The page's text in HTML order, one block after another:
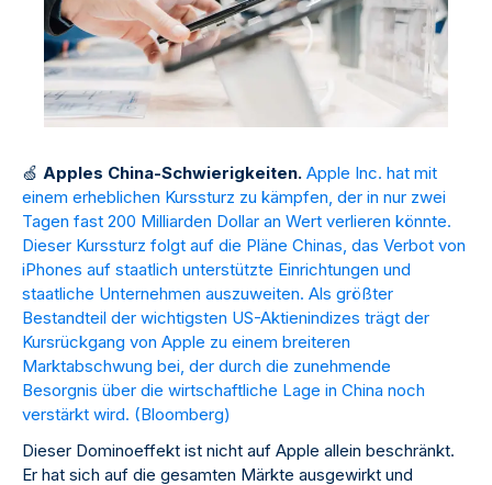
🍏 Apples China-Schwierigkeiten. Apple Inc. hat mit
einem erheblichen Kurssturz zu kämpfen, der in nur zwei
Tagen fast 200 Milliarden Dollar an Wert verlieren könnte.
Dieser Kurssturz folgt auf die Pläne Chinas, das Verbot von
iPhones auf staatlich unterstützte Einrichtungen und
staatliche Unternehmen auszuweiten. Als größter
Bestandteil der wichtigsten US-Aktienindizes trägt der
Kursrückgang von Apple zu einem breiteren
Marktabschwung bei, der durch die zunehmende
Besorgnis über die wirtschaftliche Lage in China noch
verstärkt wird. (Bloomberg)
Dieser Dominoeffekt ist nicht auf Apple allein beschränkt.
Er hat sich auf die gesamten Märkte ausgewirkt und